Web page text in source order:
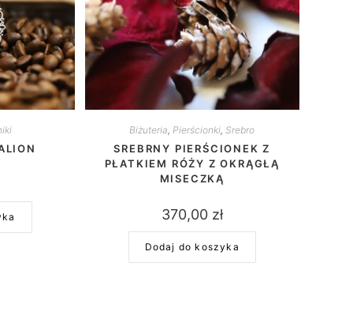
Biżuteria, Pierścionki,Srebro
SREBRNY PIERŚCIONEK Z
PŁATKIEM RÓŻY Z OKRĄGŁĄ
MISECZKĄ
370,00 zł
Dodaj do koszyka